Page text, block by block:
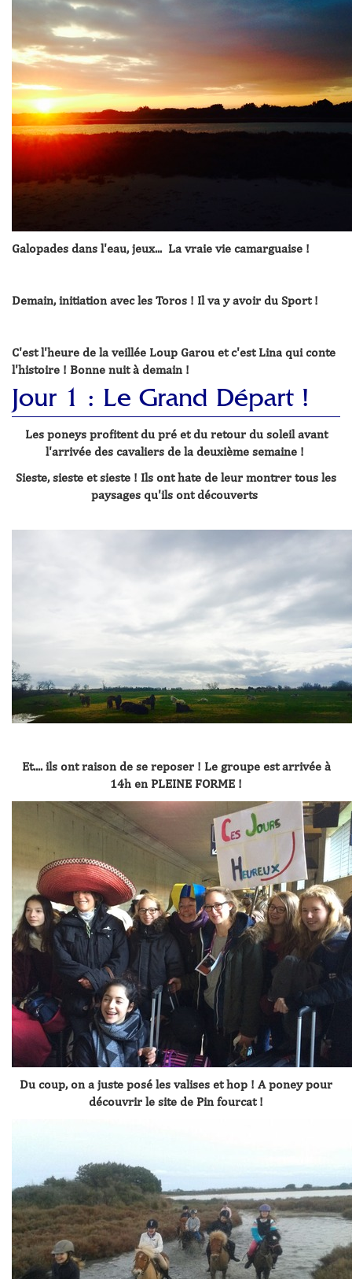
Galopades dans l'eau, jeux... La vraie vie camarguaise !
Demain, initiation avec les Toros ! Il va y avoir du Sport !
C'est l'heure de la veillée Loup Garou et c'est Lina qui conte
l'histoire ! Bonne nuit à demain !
Jour 1 : Le Grand Départ !
Les poneys profitent du pré et du retour du soleil avant
l'arrivée des cavaliers de la deuxième semaine !
Sieste, sieste et sieste ! Ils ont hate de leur montrer tous les
paysages qu'ils ont découverts
Et.... ils ont raison de se reposer ! Le groupe est arrivée à
14h en PLEINE FORME !
Du coup, on a juste posé les valises et hop ! A poney pour
découvrir le site de Pin fourcat !